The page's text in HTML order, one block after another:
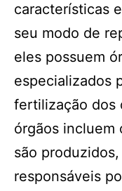
características
seu modo de
eles possuem
especializados
fertilização dos
órgãos incluem
são
responsáveis